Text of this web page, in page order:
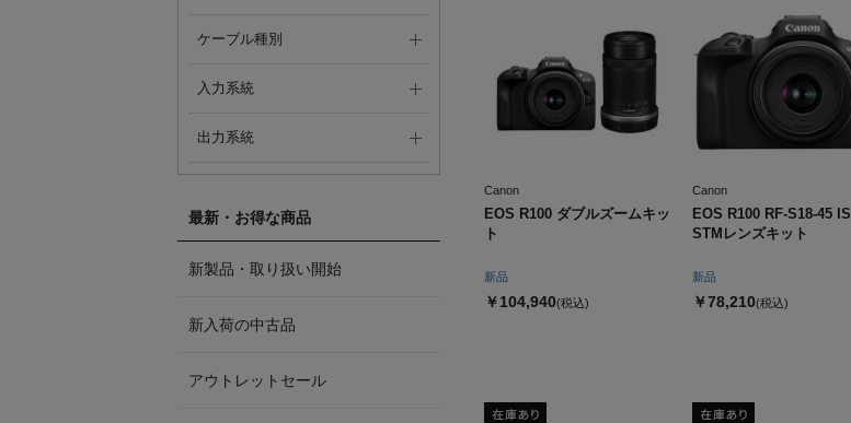
ケーブル種別
入力系統
出力系統
最新・お得な商品
新製品・取り扱い開始
新入荷の中古品
アウトレットセール
新品
Canon
EOS R100 ダブルズームキッ
ト
￥104,940(税込)
新品
Canon
EOS R100 RF-S18-45 IS
STMレンズキット
￥78,210(税込)